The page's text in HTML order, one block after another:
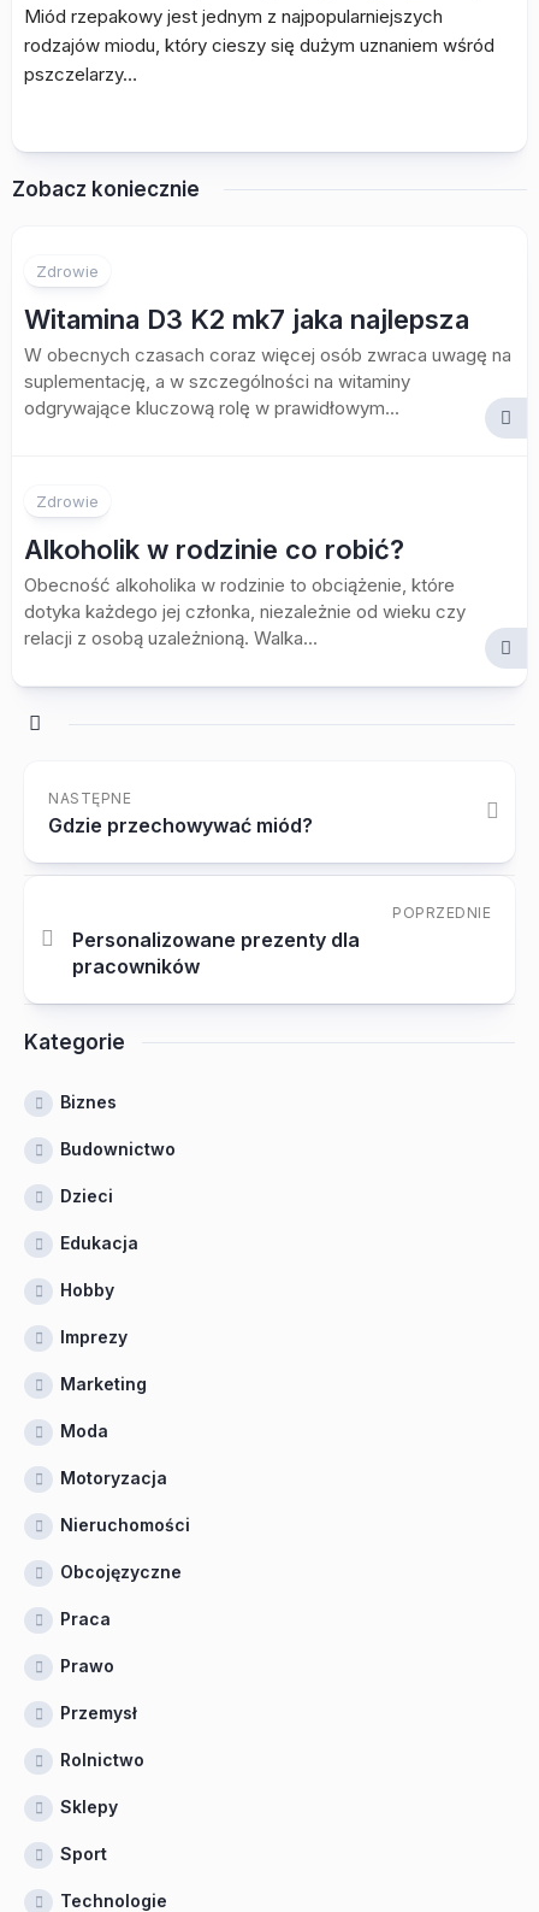
Miód rzepakowy jest jednym z najpopularniejszych
rodzajów miodu, który cieszy się dużym uznaniem wśród
pszczelarzy…
Zobacz koniecznie
Zdrowie
Witamina D3 K2 mk7 jaka najlepsza
W obecnych czasach coraz więcej osób zwraca uwagę na
suplementację, a w szczególności na witaminy
odgrywające kluczową rolę w prawidłowym...
Zdrowie
Alkoholik w rodzinie co robić?
Obecność alkoholika w rodzinie to obciążenie, które
dotyka każdego jej członka, niezależnie od wieku czy
relacji z osobą uzależnioną. Walka...
NASTĘPNE
Gdzie przechowywać miód?
POPRZEDNIE
Personalizowane prezenty dla
pracowników
Kategorie
Biznes
Budownictwo
Dzieci
Edukacja
Hobby
Imprezy
Marketing
Moda
Motoryzacja
Nieruchomości
Obcojęzyczne
Praca
Prawo
Przemysł
Rolnictwo
Sklepy
Sport
Technologie